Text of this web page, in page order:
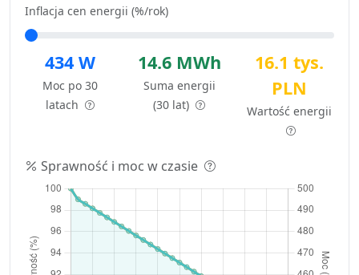
Inflacja cen energii (%/rok)
434 W
Moc po 30
latach
14.6 MWh
Suma energii
(30 lat)
16.1 tys.
PLN
Wartość energii
Sprawność i moc w czasie